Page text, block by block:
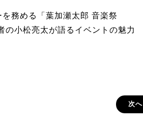
務める「葉加瀬太郎 音楽祭
小松亮太が語るイベントの魅力
次へ